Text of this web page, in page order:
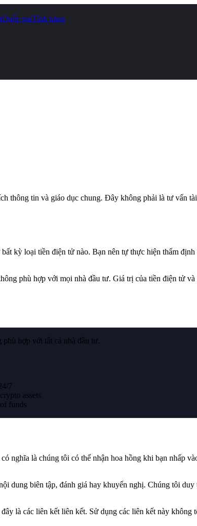
Quốc giaTính năng
thông tin và giáo dục chung. Đây không phải là tư vấn
kỳ loại tiền điện tử nào. Bạn nên tự thực hiện thẩm
phù hợp với mọi nhà đầu tư. Giá trị của tiền điện tử
hợp với tất cả nhà đầu tư.
7
assets
funds
là chúng tôi có thể nhận hoa hồng khi bạn nhấp
dung biên tập, đánh giá hay khuyến nghị. Chúng tôi
là các liên kết liên kết. Sử dụng các liên kết này